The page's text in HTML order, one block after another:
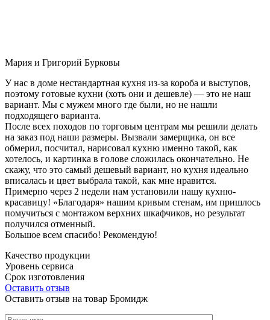
Мария и Григорий Бурковы
У нас в доме нестандартная кухня из-за короба и выступов,
поэтому готовые кухни (хоть они и дешевле) — это не наш
вариант. Мы с мужем много где были, но не нашли
подходящего варианта.
После всех походов по торговым центрам мы решили делать
на заказ под наши размеры. Вызвали замерщика, он все
обмерил, посчитал, нарисовал кухню именно такой, как
хотелось, и картинка в голове сложилась окончательно. Не
скажу, что это самый дешевый вариант, но кухня идеально
вписалась и цвет выбрала такой, как мне нравится.
Примерно через 2 недели нам установили нашу кухню-
красавицу! «Благодаря» нашим кривым стенам, им пришлось
помучиться с монтажом верхних шкафчиков, но результат
получился отменный.
Большое всем спасибо! Рекомендую!
Качество продукции
Уровень сервиса
Срок изготовления
Оставить отзыв
Оставить отзыв на товар Бромидж